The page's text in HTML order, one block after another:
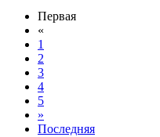
Первая
«
1
2
3
4
5
»
Последняя